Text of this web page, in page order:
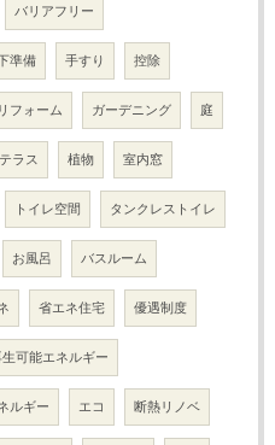
バリアフリー
準備 手すり 控除
フォーム ガーデニング 庭
テラス 植物 室内窓
トイレ空間 タンクレストイレ
お風呂 バスルーム
省エネ住宅 優遇制度
可能エネルギー
ルギー エコ 断熱リノベ